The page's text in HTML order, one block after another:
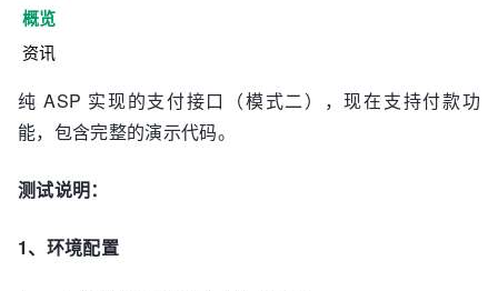
概览
资讯
纯 ASP 实现的支付接口（模式二），现在支持付款功
能，包含完整的演示代码。
测试说明：
1、环境配置